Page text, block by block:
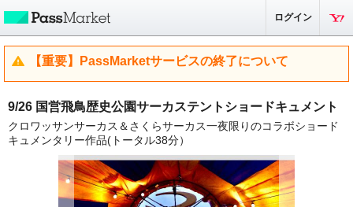
ログイン
【重要】PassMarketサービスの終了について
9/26 国営飛鳥歴史公園サーカステントショードキュメント
クロワッサンサーカス＆さくらサーカス一夜限りのコラボショード
キュメンタリー作品(トータル38分）